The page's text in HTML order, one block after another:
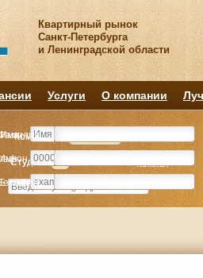
Квартирный рынок
Санкт-Петербурга
и Ленинградской области
Услуги О компании
Комнату
Студия Комнат
Комнату
Студия Комнат
Имя
mail